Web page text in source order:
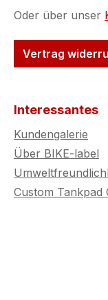
Oder über unser
Vertrag
Interessantes
Kundengalerie
Über BIKE-label
Custom Tankpad